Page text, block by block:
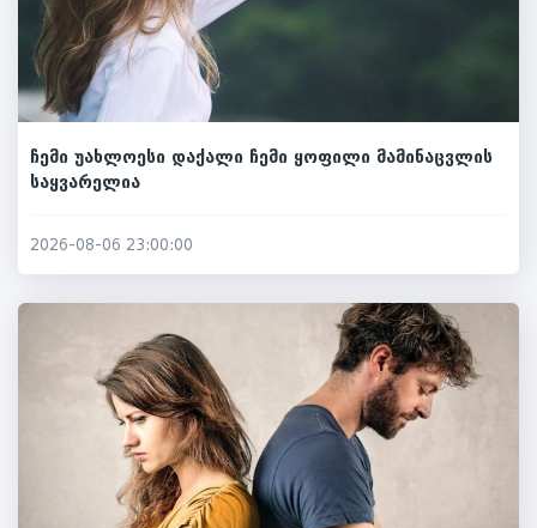
ჩემი უახლოესი დაქალი ჩემი ყოფილი მამინაცვლის
საყვარელია
2026-08-06 23:00:00